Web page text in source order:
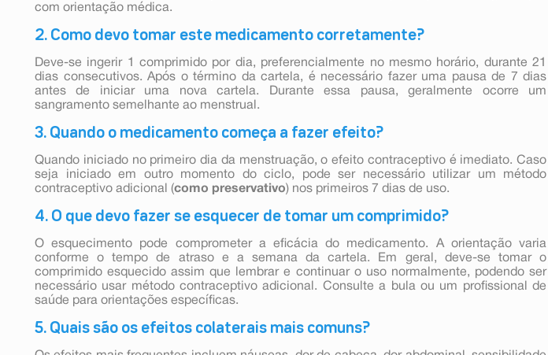
com orientação médica.
2. Como devo tomar este medicamento corretamente?
Deve-se ingerir 1 comprimido por dia, preferencialmente no mesmo horário, durante 21
dias consecutivos. Após o término da cartela, é necessário fazer uma pausa de 7 dias
antes de iniciar uma nova cartela. Durante essa pausa, geralmente ocorre um
sangramento semelhante ao menstrual.
3. Quando o medicamento começa a fazer efeito?
Quando iniciado no primeiro dia da menstruação, o efeito contraceptivo é imediato. Caso
seja iniciado em outro momento do ciclo, pode ser necessário utilizar um método
contraceptivo adicional (como preservativo) nos primeiros 7 dias de uso.
4. O que devo fazer se esquecer de tomar um comprimido?
O esquecimento pode comprometer a eficácia do medicamento. A orientação varia
conforme o tempo de atraso e a semana da cartela. Em geral, deve-se tomar o
comprimido esquecido assim que lembrar e continuar o uso normalmente, podendo ser
necessário usar método contraceptivo adicional. Consulte a bula ou um profissional de
saúde para orientações específicas.
5. Quais são os efeitos colaterais mais comuns?